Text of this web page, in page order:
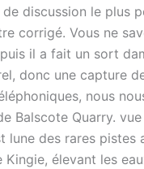
discussion le plus
corrigé. Vous ne
il a fait un sort
donc une capture
nous
Balscote Quarry.
des rares pistes
élevant les